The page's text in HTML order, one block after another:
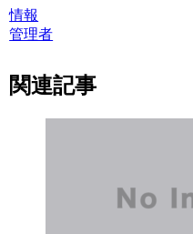
情報
管理者
関連記事